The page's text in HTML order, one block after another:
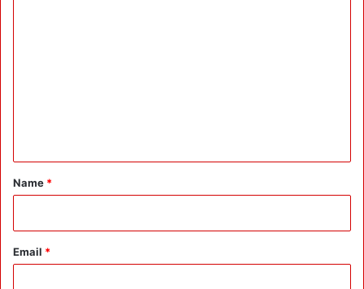
व
:
हा
त
प
र
*
Name *
Email *